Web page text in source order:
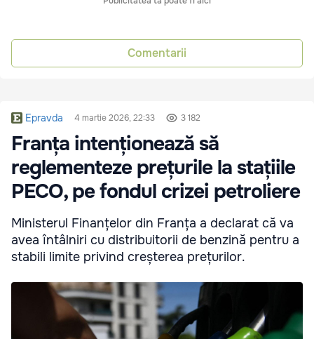
Comentarii
Epravda 4 martie 2026, 22:33 3 182
Franța intenționează să
reglementeze prețurile la stațiile
PECO, pe fondul crizei petroliere
Ministerul Finanțelor din Franța a declarat că va
avea întâlniri cu distribuitorii de benzină pentru a
stabili limite privind creșterea prețurilor.